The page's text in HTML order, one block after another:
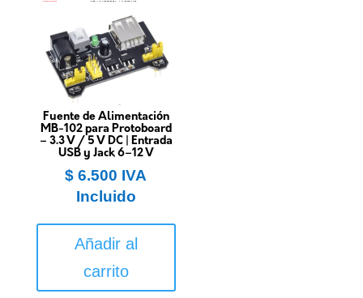
Fuente de Alimentación
MB-102 para Protoboard
– 3.3 V / 5 V DC | Entrada
USB y Jack 6–12 V
$ 6.500 IVA
Incluido
Añadir al
carrito